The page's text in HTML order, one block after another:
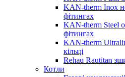
KAN-therm Inox
фітингах
KAN-therm Steel
фітингах
KAN-therm
кільці
Rehau Rautitan
Котли